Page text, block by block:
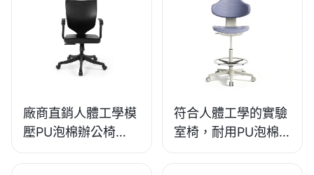
廠商直銷人體工學模
壓PU泡棉辦公椅
IC091 合偉座椅
符合人體工學的實驗
室椅，耐用PU泡棉
材質，LD13 HEWEI